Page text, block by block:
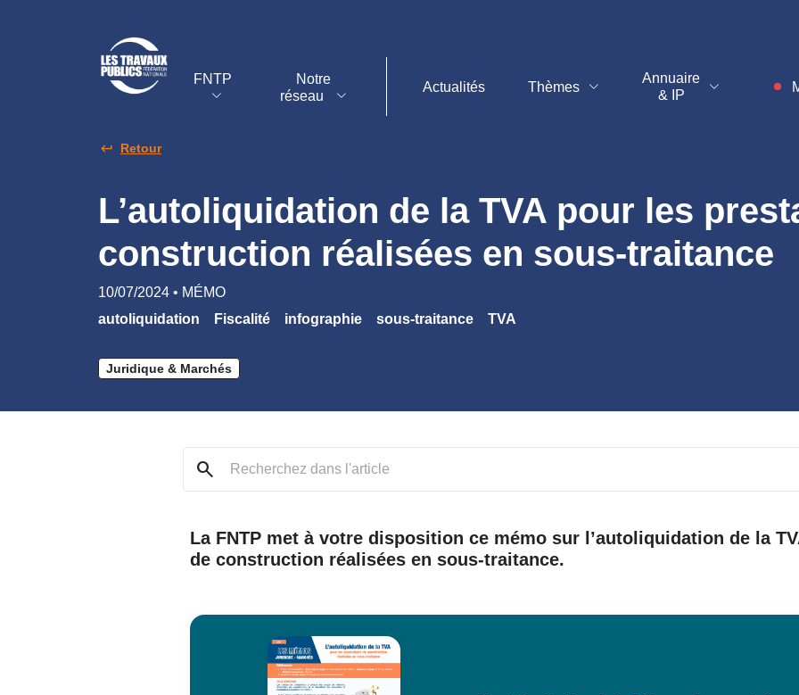
FNTP
Notre
réseau
Actualités Thèmes
Annuaire
& IP
Retour
L’autoliquidation de la TVA pour les
construction réalisées en sous-traitance
10/07/2024 • MÉMO
autoliquidation
Fiscalité infographie sous-traitance TVA
Juridique & Marchés
search
La FNTP met à votre disposition ce mémo sur l’autoliquidation de la
de construction réalisées en sous-traitance.